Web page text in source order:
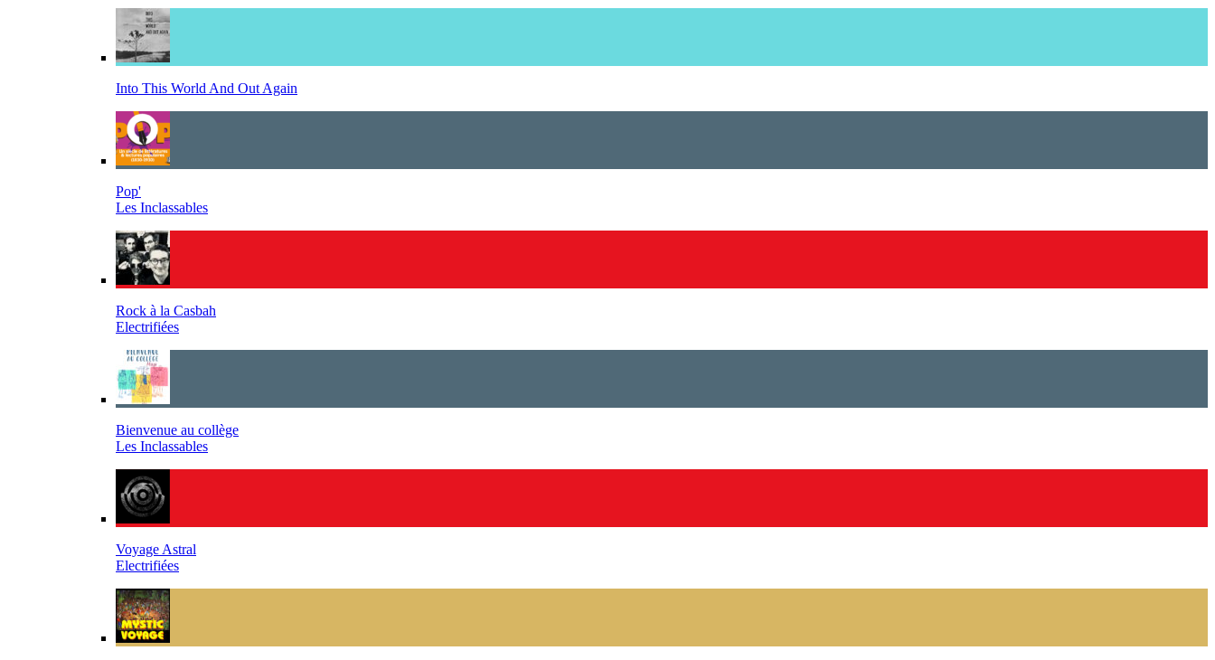
Into This World And Out Again
Pop'
Les Inclassables
Rock à la Casbah
Electrifiées
Bienvenue au collège
Les Inclassables
Voyage Astral
Electrifiées